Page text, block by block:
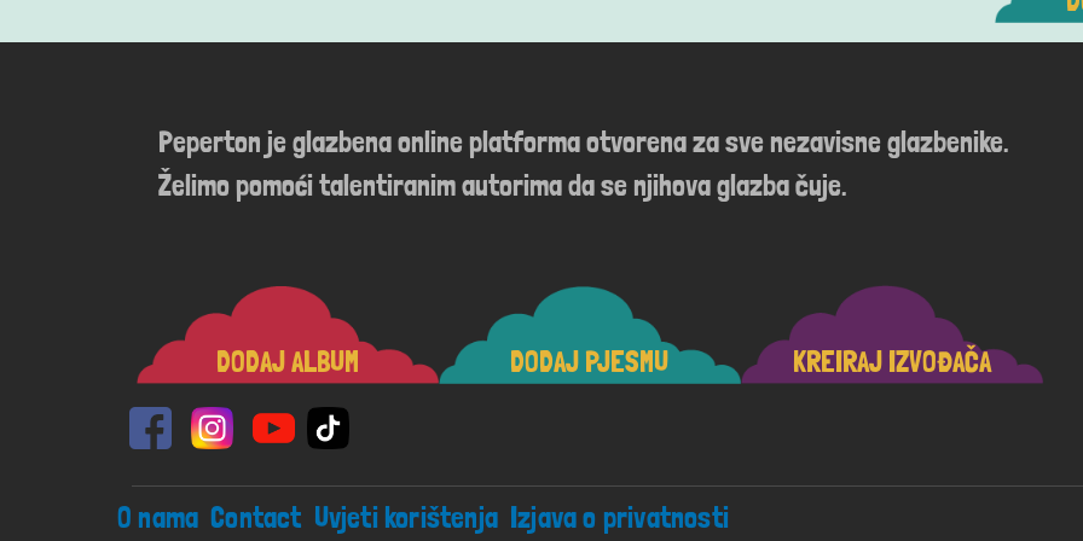
Peperton je glazbena online platforma otvorena za sve nezavisne glazbenike.
Želimo pomoći talentiranim autorima da se njihova glazba čuje.
DODAJ ALBUM DODAJ PJESMU KREIRAJ IZVOĐAČA
Footer menu
O nama Contact Uvjeti korištenja Izjava o privatnosti